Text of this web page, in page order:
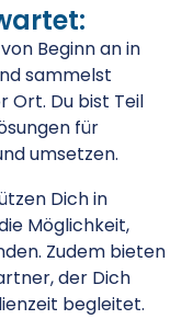
Beginn an in
sammelst
Ort. Du bist Teil
für
umsetzen.
Dich in
Möglichkeit,
Zudem bieten
der Dich
begleitet.